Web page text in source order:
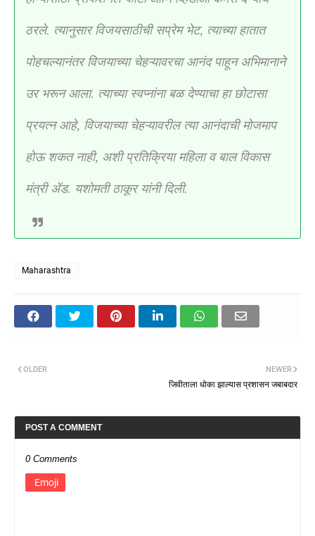
ठरले. त्यानुसार विजयसाठीची सप्रेम भेट, त्याच्या हातात
पोहचल्यानंतर विजयाच्या चेहऱ्यावरचा आनंद पाहून अभिमानाने
उर भरून आला. त्याच्या स्वप्नांना बळ देण्याचा हा छोटासा
प्रयत्न आहे, विजयाच्या चेहऱ्यावरील त्या आनंदाची मोजमाप
होऊ शकत नाही, अशी प्रतिक्रिया महिला व बाल विकास
मंत्री ॲड. यशोमती ठाकूर यांनी दिली.
Maharashtra
NEWER
जिवीताला धोका झाल्यास प्रशासन जबाबदार
OLDER
POST A COMMENT
0 Comments
Emoji